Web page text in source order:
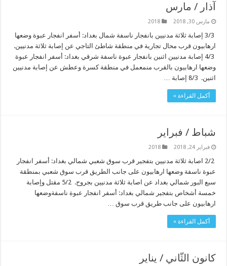
آذار / مارس
مارس 30, 2018 2018
3/3 إصابة ثلاثة مدنيين بانفجار ناسفة شمال بغداد: أسفر انفجار عبوة وضعها
ارهابيون قرب محال تجارية في منطقة شاطئ التاجي عن إصابة ثلاثة مدنيين.
4/3 إصابة مدنيين اثنين بانفجار عبوة ناسفة شرقي بغداد: أسفر انفجار عبوة
وضعها ارهابيون بالقرب منمعمل في منطقة كسرة وعطش عن إصابة مدنيين
اثنين. 8/3 إصابة …
أكمل القراءة »
شباط / فبراير
فبراير 24, 2018 2018
2/2 اصابة ثلاثة مدنيين بتفجير قرب سوق شعبي شمالي بغداد: أسفر انفجار
عبوة ناسفة وضعها ارهابيون على جانب الطريق قرب سوق شعبي بمنطقة
سبع البور شمالي بغداد عن اصابة ثلاثة مدنيين بجروح. 5/2 مقتل وإصابة
خمسة أشخاص بتفجير شمالي بغداد: أسفر انفجار عبوة ناسفةوضعها
ارهابيون على جانب طريق قرب سوق …
أكمل القراءة »
كانون الثّاني / يناير